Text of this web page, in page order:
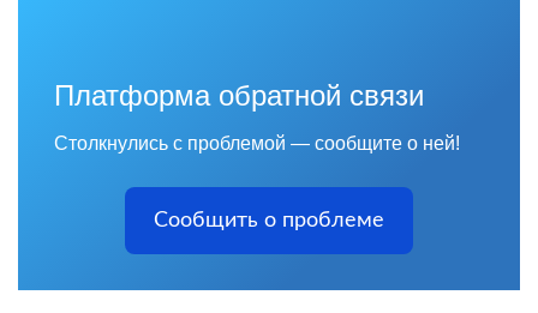
Платформа обратной связи
Столкнулись с проблемой — сообщите о ней!
Сообщить о проблеме